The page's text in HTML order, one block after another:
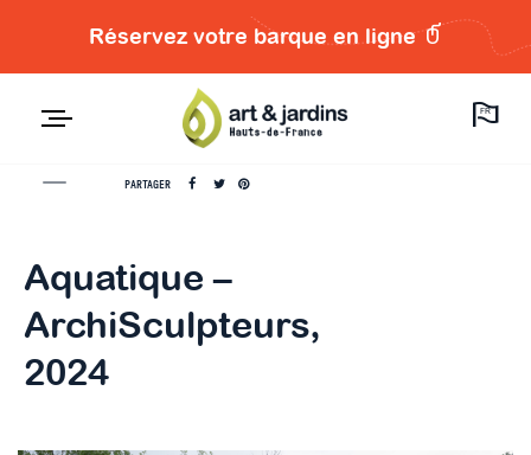
Réservez votre barque en ligne
FR
PARTAGER
Aquatique –
ArchiSculpteurs,
2024